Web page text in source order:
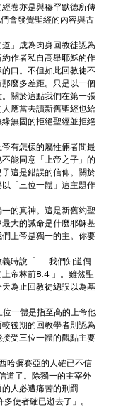
卷亦是與穆罕默德所傳
會發覺聖經的內容與古
」成為肉身回教徒認為
作者私自高舉耶穌的作
口。不但如此回教徒不
麼多差距。只是以一個
關於這點我們在第一張
應當去讀新舊聖經也給
無固的拒絕聖經並拒絕
有怎樣的屬性倆者間最
能同意「上帝之子」的
這是錯誤的信仰。關於
「三位一體」這主題作
的真神。這是新舊約聖
大的誡命是什麼耶穌基
上帝是獨一的主。你要
義時說「 … 我們知道偶
帝林前8:4 」。雖然聖
為止回教徒總誤以為基
一體是指至高的上帝他
後期的回教學者則認為
受三位一體的觀點主要
哈彌賽亞的人確已不信
道了。除獨一的主宰外
人必遭痛苦的刑罰
使者確已逝去了」。